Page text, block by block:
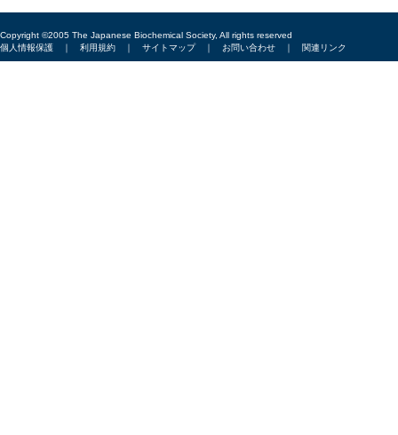
Copyright ©2005 The Japanese Biochemical Society, All rights reserved
個人情報保護 ｜ 利用規約 ｜ サイトマップ｜ お問い合わせ ｜ 関連リンク